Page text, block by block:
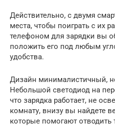
Действительно, с двумя
места, чтобы поиграть с их
телефоном для зарядки вы
положить его под любым
удобства.
Дизайн минималистичный,
Небольшой светодиод на
что зарядка работает, не
комнату, внизу вы найдете
которые помогают отводить